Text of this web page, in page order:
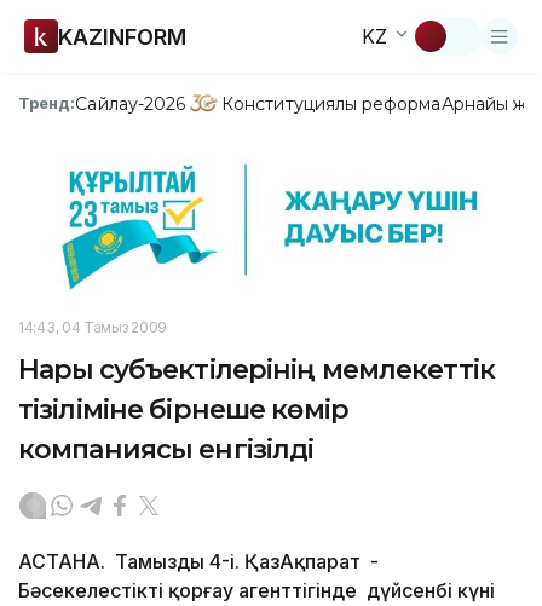
KAZINFORM KZ
Тренд:Сайлау-2026 Конституциялық реформаАрнайы
14:43, 04 Тамыз 2009
Нарық субъектілерінің мемлекеттік
тізіліміне бірнеше көмір
компаниясы енгізілді
АСТАНА. Тамыздың 4-і. ҚазАқпарат -
Бәсекелестікті қорғау агенттігінде дүйсенбі күні